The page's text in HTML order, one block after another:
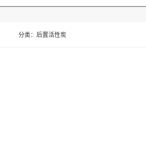
分类：后置活性炭